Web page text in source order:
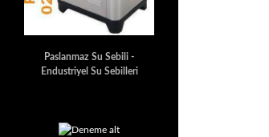
Paslanmaz Su Sebili -
Endustriyel Su Sebilleri